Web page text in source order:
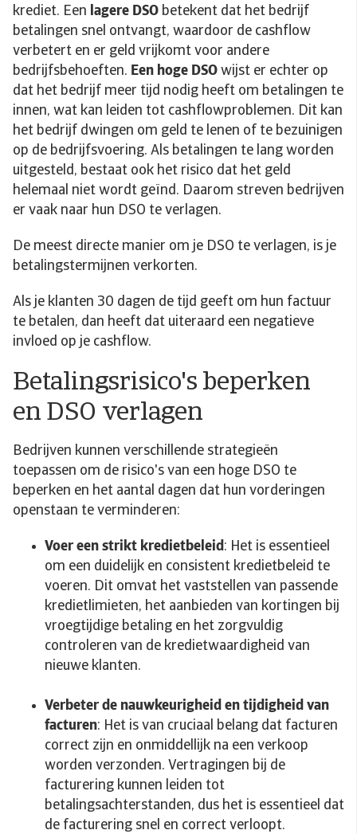
krediet. Een lagere DSO betekent dat het bedrijf
betalingen snel ontvangt, waardoor de cashflow
verbetert en er geld vrijkomt voor andere
bedrijfsbehoeften. Een hoge DSO wijst er echter op
dat het bedrijf meer tijd nodig heeft om betalingen te
innen, wat kan leiden tot cashflowproblemen. Dit kan
het bedrijf dwingen om geld te lenen of te bezuinigen
op de bedrijfsvoering. Als betalingen te lang worden
uitgesteld, bestaat ook het risico dat het geld
helemaal niet wordt geïnd. Daarom streven bedrijven
er vaak naar hun DSO te verlagen.
De meest directe manier om je DSO te verlagen, is je
betalingstermijnen verkorten.
Als je klanten 30 dagen de tijd geeft om hun factuur
te betalen, dan heeft dat uiteraard een negatieve
invloed op je cashflow.
Betalingsrisico's beperken
en DSO verlagen
Bedrijven kunnen verschillende strategieën
toepassen om de risico's van een hoge DSO te
beperken en het aantal dagen dat hun vorderingen
openstaan te verminderen:
Voer een strikt kredietbeleid: Het is essentieel
om een duidelijk en consistent kredietbeleid te
voeren. Dit omvat het vaststellen van passende
kredietlimieten, het aanbieden van kortingen bij
vroegtijdige betaling en het zorgvuldig
controleren van de kredietwaardigheid van
nieuwe klanten.
Verbeter de nauwkeurigheid en tijdigheid van
facturen: Het is van cruciaal belang dat facturen
correct zijn en onmiddellijk na een verkoop
worden verzonden. Vertragingen bij de
facturering kunnen leiden tot
betalingsachterstanden, dus het is essentieel dat
de facturering snel en correct verloopt.